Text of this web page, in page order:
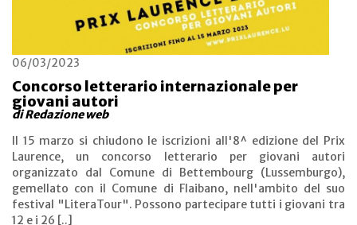
06/03/2023
Concorso letterario internazionale per
giovani autori
di Redazione web
Il 15 marzo si chiudono le iscrizioni all'8^ edizione del Prix
Laurence, un concorso letterario per giovani autori
organizzato dal Comune di Bettembourg (Lussemburgo),
gemellato con il Comune di Flaibano, nell'ambito del suo
festival "LiteraTour". Possono partecipare tutti i giovani tra
12 e i 26 [..]